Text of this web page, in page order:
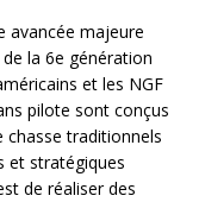
avancée majeure
de la 6e génération
et les NGF
pilote sont conçus
traditionnels
et stratégiques
de réaliser des